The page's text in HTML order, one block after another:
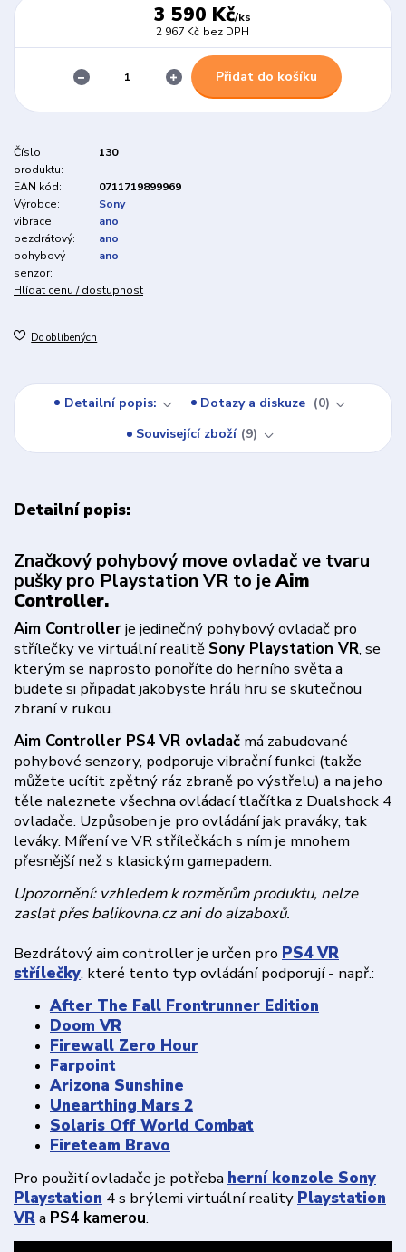
3 590 Kč/ks
2 967 Kč bez DPH
Přidat do košíku
Číslo
produktu:
130
EAN kód:
0711719899969
Výrobce:
Sony
vibrace:
ano
bezdrátový:
ano
pohybový
senzor:
ano
Hlídat cenu / dostupnost
Do oblíbených
Detailní popis: Dotazy a diskuze
0
Související zboží 9
Detailní popis:
Značkový pohybový move ovladač ve tvaru
pušky pro Playstation VR to jeAim
Controller.
Aim Controllerje jedinečný pohybový ovladač pro
střílečky ve virtuální realitě Sony Playstation VR, se
kterým se naprosto ponoříte do herního světa a
budete si připadat jakobyste hráli hru se skutečnou
zbraní v rukou.
Aim Controller PS4 VR ovladač má zabudované
pohybové senzory, podporuje vibrační funkci (takže
můžete ucítit zpětný ráz zbraně po výstřelu) a na jeho
těle naleznete všechna ovládací tlačítka z Dualshock 4
ovladače. Uzpůsoben je pro ovládání jak praváky, tak
leváky. Míření ve VR střílečkách s ním je mnohem
přesnější než s klasickým gamepadem.
Upozornění: vzhledem k rozměrům produktu, nelze
zaslat přes balikovna.cz ani do alzaboxů.
Bezdrátový aim controller je určen pro PS4 VR
střílečky, které tento typ ovládání podporují - např.:
After The Fall Frontrunner Edition
Doom VR
Firewall Zero Hour
Farpoint
Arizona Sunshine
Unearthing Mars 2
Solaris Off World Combat
Fireteam Bravo
Pro použití ovladače je potřeba herní konzole Sony
Playstation 4 s brýlemi virtuální reality Playstation
VRa PS4 kamerou.